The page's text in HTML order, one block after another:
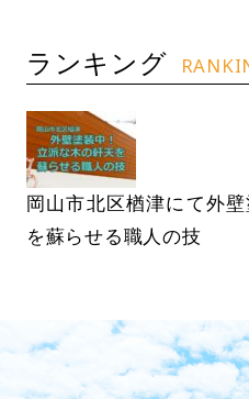
ランキング
岡山市北区楢津にて外
を蘇らせる職人の技